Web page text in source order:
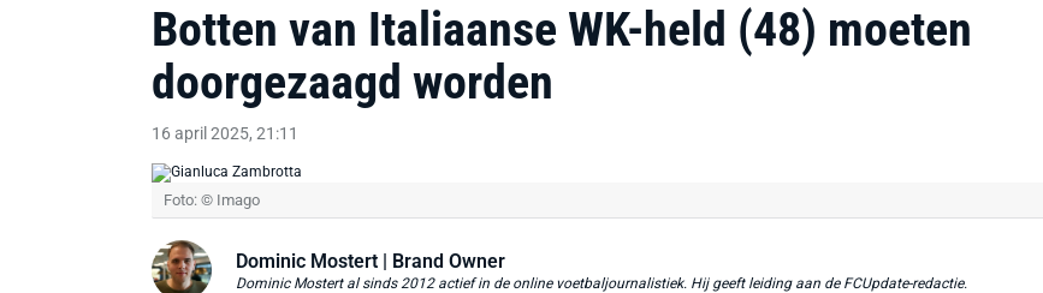
Botten van Italiaanse WK-held (48) moeten
doorgezaagd worden
16 april 2025, 21:11
Foto: © Imago
Dominic Mostert | Brand Owner
Dominic Mostert al sinds 2012 actief in de online voetbaljournalistiek. Hij geeft leiding aan de FCUpdate-redactie.